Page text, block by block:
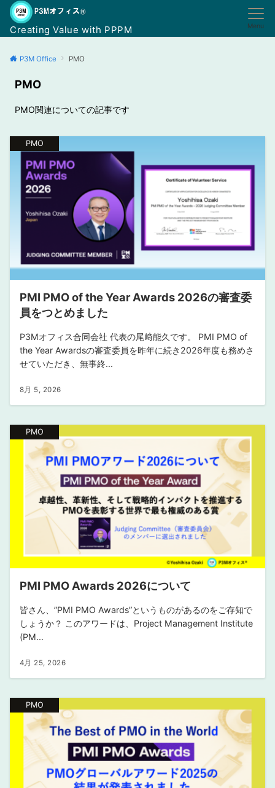
Creating Value with PPPM Menu
P3M Office PMO
PMO
PMO関連についての記事です
PMO
PMI PMO of the Year Awards 2026の審査委
員をつとめました
P3Mオフィス合同会社 代表の尾﨑能久です。 PMI PMO of
the Year Awardsの審査委員を昨年に続き2026年度も務めさ
せていただき、無事終...
8月 5, 2026
PMO
PMI PMO Awards 2026について
皆さん、”PMI PMO Awards”というものがあるのをご存知で
しょうか？ このアワードは、Project Management Institute
(PM...
4月 25, 2026
PMO